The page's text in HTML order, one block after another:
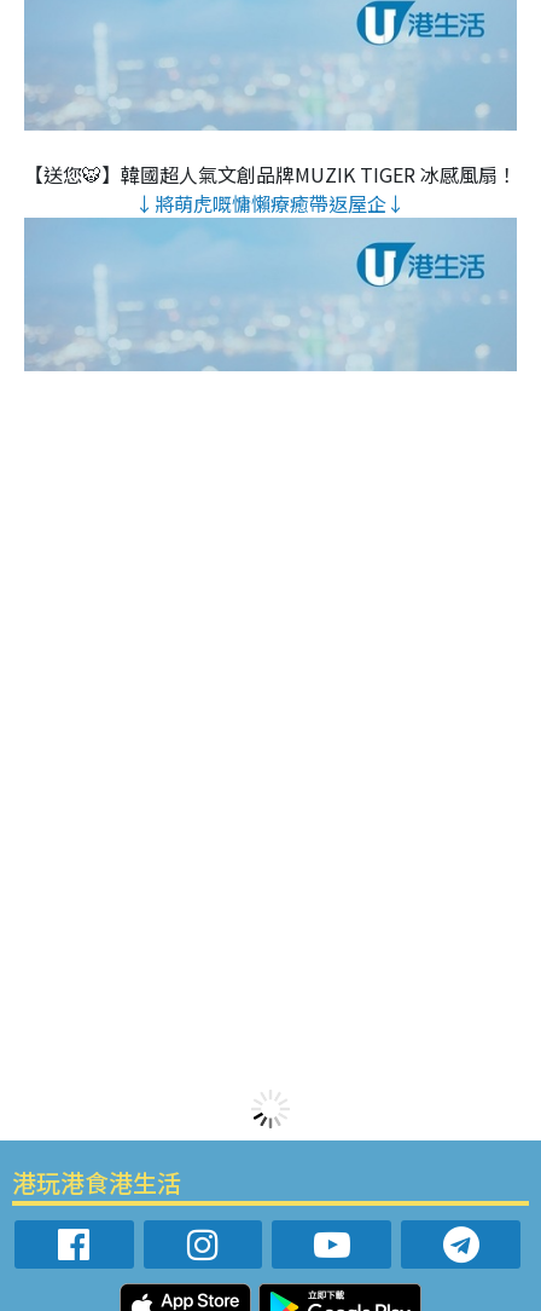
【送您🐯】韓國超人氣文創品牌MUZIK TIGER 冰感風扇！
↓將萌虎嘅慵懶療癒帶返屋企↓
港玩港食港生活